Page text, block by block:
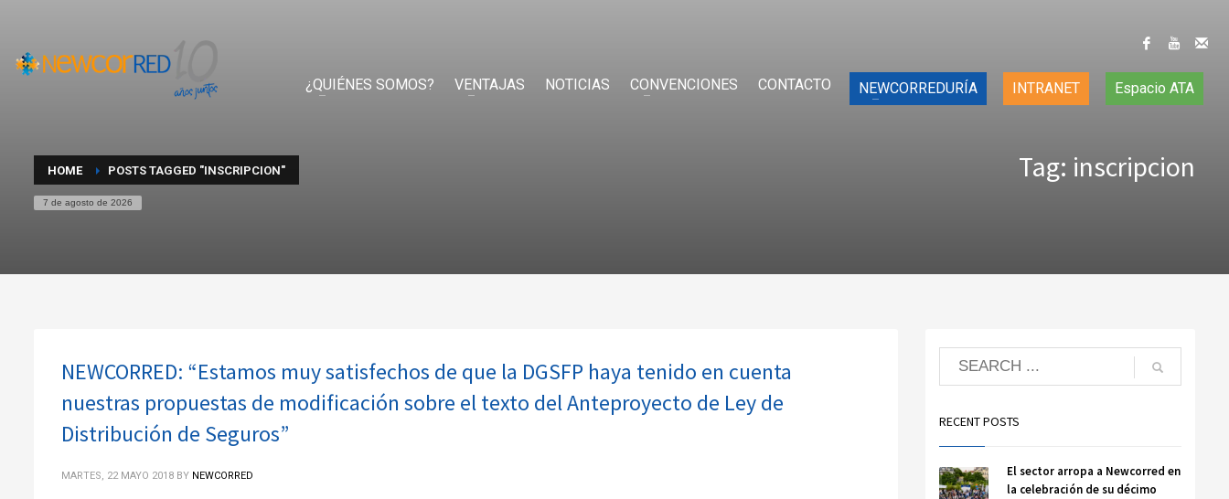
¿QUIÉNES SOMOS? VENTAJAS NOTICIAS CONVENCIONES CONTACTO NEWCORREDURÍA INTRANET Espacio ATA
HOME POSTS TAGGED "INSCRIPCION"
7 de agosto de 2026
Tag: inscripcion
NEWCORRED: “Estamos muy satisfechos de que la DGSFP haya tenido en cuenta
nuestras propuestas de modificación sobre el texto del Anteproyecto de Ley de
Distribución de Seguros”
MARTES, 22 MAYO 2018 BY NEWCORRED
RECENT POSTS
El sector arropa a Newcorred en
la celebración de su décimo